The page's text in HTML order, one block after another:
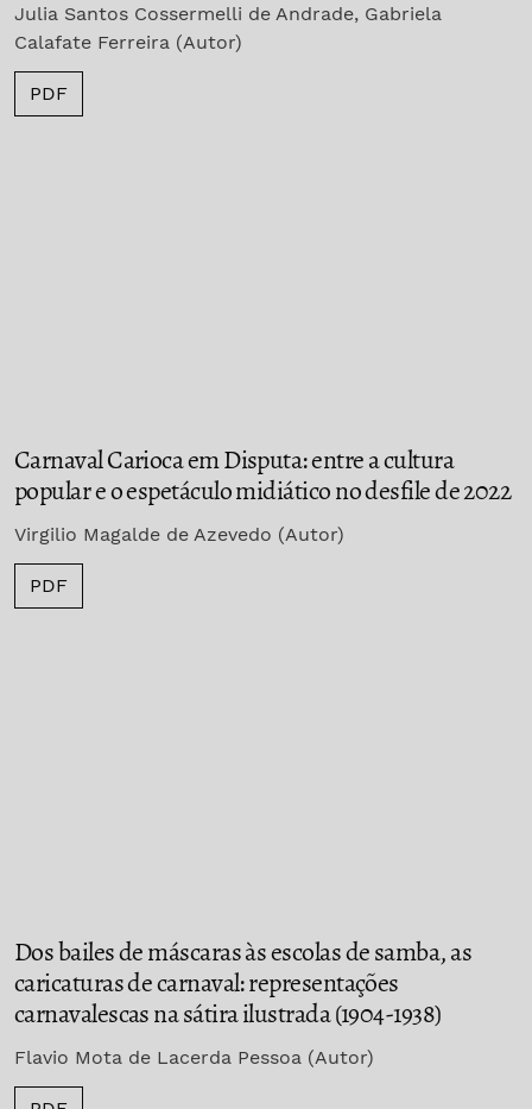
Julia Santos Cossermelli de Andrade, Gabriela
Calafate Ferreira (Autor)
PDF
Carnaval Carioca em Disputa: entre a cultura
popular e o espetáculo midiático no desfile de 2022
Virgilio Magalde de Azevedo (Autor)
PDF
Dos bailes de máscaras às escolas de samba, as
caricaturas de carnaval: representações
carnavalescas na sátira ilustrada (1904-1938)
Flavio Mota de Lacerda Pessoa (Autor)